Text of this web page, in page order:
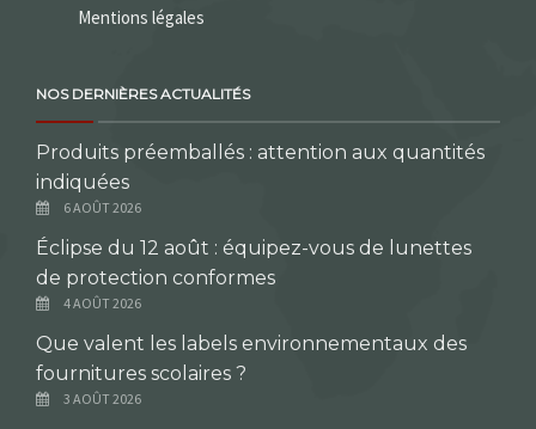
Mentions légales
NOS DERNIÈRES ACTUALITÉS
Produits préemballés : attention aux quantités
indiquées
6 AOÛT 2026
Éclipse du 12 août : équipez-vous de lunettes
de protection conformes
4 AOÛT 2026
Que valent les labels environnementaux des
fournitures scolaires ?
3 AOÛT 2026